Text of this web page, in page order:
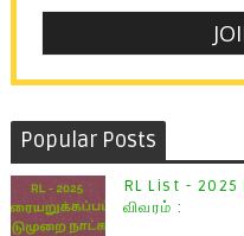
Popular Posts
RL List - 2025
விவரம் :